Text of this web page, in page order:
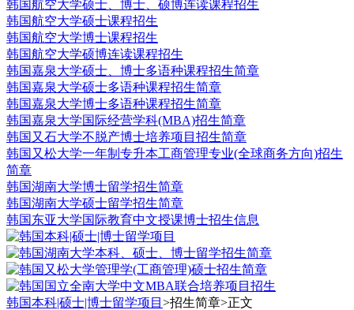
韩国航空大学硕士、博士、硕博连读课程招生
韩国航空大学硕士课程招生
韩国航空大学博士课程招生
韩国航空大学硕博连读课程招生
韩国嘉泉大学硕士、博士多语种课程招生简章
韩国嘉泉大学硕士多语种课程招生简章
韩国嘉泉大学博士多语种课程招生简章
韩国嘉泉大学国际经营学科(MBA)招生简章
韩国又石大学不脱产博士培养项目招生简章
韩国又松大学一年制专升本工商管理专业(全球商务方向)招生
简章
韩国湖南大学博士留学招生简章
韩国湖南大学硕士留学招生简章
韩国东亚大学国际教育中文授课博士招生信息
韩国本科|硕士|博士留学项目 >招生简章>正文